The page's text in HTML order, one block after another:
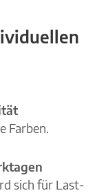
Farben.
sich für Last-